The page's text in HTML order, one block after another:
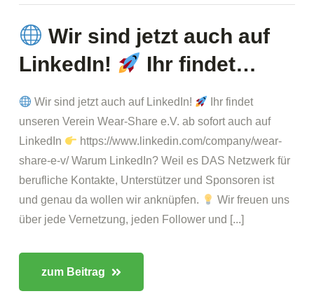
Wir sind jetzt auch auf
LinkedIn!
Ihr findet…
Wir sind jetzt auch auf LinkedIn!
Ihr findet
unseren Verein Wear-Share e.V. ab sofort auch auf
LinkedIn
https://www.linkedin.com/company/wear-
share-e-v/ Warum LinkedIn? Weil es DAS Netzwerk für
berufliche Kontakte, Unterstützer und Sponsoren ist
und genau da wollen wir anknüpfen.
Wir freuen uns
über jede Vernetzung, jeden Follower und [...]
zum Beitrag